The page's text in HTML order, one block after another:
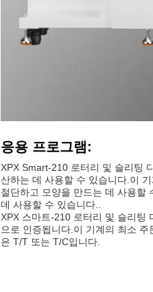
응용 프로그램:
XPX Smart-210 로터리 및 슬리팅
산하는 데 사용할 수 있습니다.이
절단하고 모양을 만드는 데 사용할
데 사용할 수 있습니다..
XPX 스마트-210 로터리 및 슬리팅
으로 인증됩니다.이 기계의 최소
은 T/T 또는 T/C입니다.